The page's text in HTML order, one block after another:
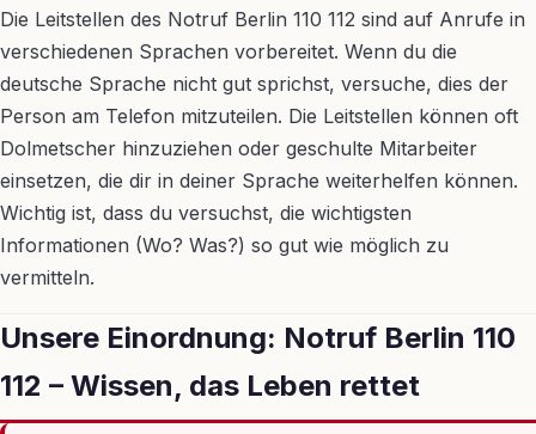
Die Leitstellen des Notruf Berlin 110 112 sind auf Anrufe in
verschiedenen Sprachen vorbereitet. Wenn du die
deutsche Sprache nicht gut sprichst, versuche, dies der
Person am Telefon mitzuteilen. Die Leitstellen können oft
Dolmetscher hinzuziehen oder geschulte Mitarbeiter
einsetzen, die dir in deiner Sprache weiterhelfen können.
Wichtig ist, dass du versuchst, die wichtigsten
Informationen (Wo? Was?) so gut wie möglich zu
vermitteln.
Unsere Einordnung: Notruf Berlin 110
112 – Wissen, das Leben rettet